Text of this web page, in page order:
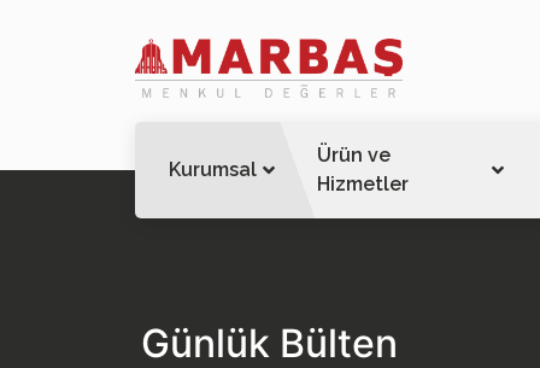
Kurumsal
Ürün ve
Hizmetler
Günlük Bülten